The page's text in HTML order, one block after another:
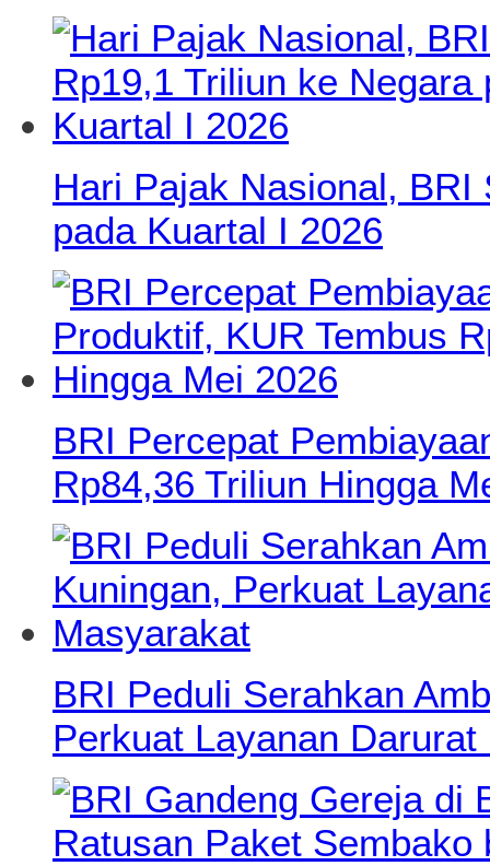
Hari Pajak Nasional, BRI
pada Kuartal I 2026
BRI Percepat
Rp84,36 Triliun Hingga
BRI Peduli Serahkan
Perkuat Layanan